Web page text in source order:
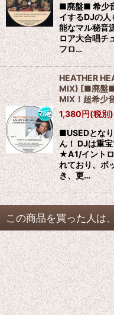
■廃盤■ 希少
イするDJの人
能なマル秘音
ロア大合唱チ
フロ…
HEATHER
MIX) [■廃盤■
MIX！超希少
1,380円(税別)
■USEDとな
ん！ DJは重
★A1/イントロ
れており、ボ
き、更…
この商品を買った人は